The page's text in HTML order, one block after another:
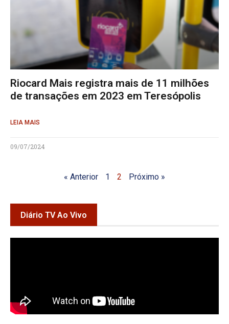
Riocard Mais registra mais de 11 milhões
de transações em 2023 em Teresópolis
LEIA MAIS
09/07/2024
« Anterior 1 2 Próximo »
Diário TV Ao Vivo